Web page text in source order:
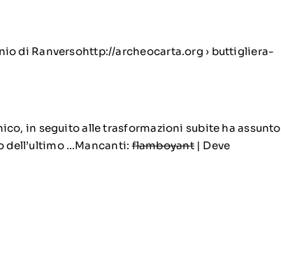
di Ranversohttp://archeocarta.org › buttigliera-
in seguito alle trasformazioni subite ha assunto
dell’ultimo …Mancanti:flamboyant‎| Deve